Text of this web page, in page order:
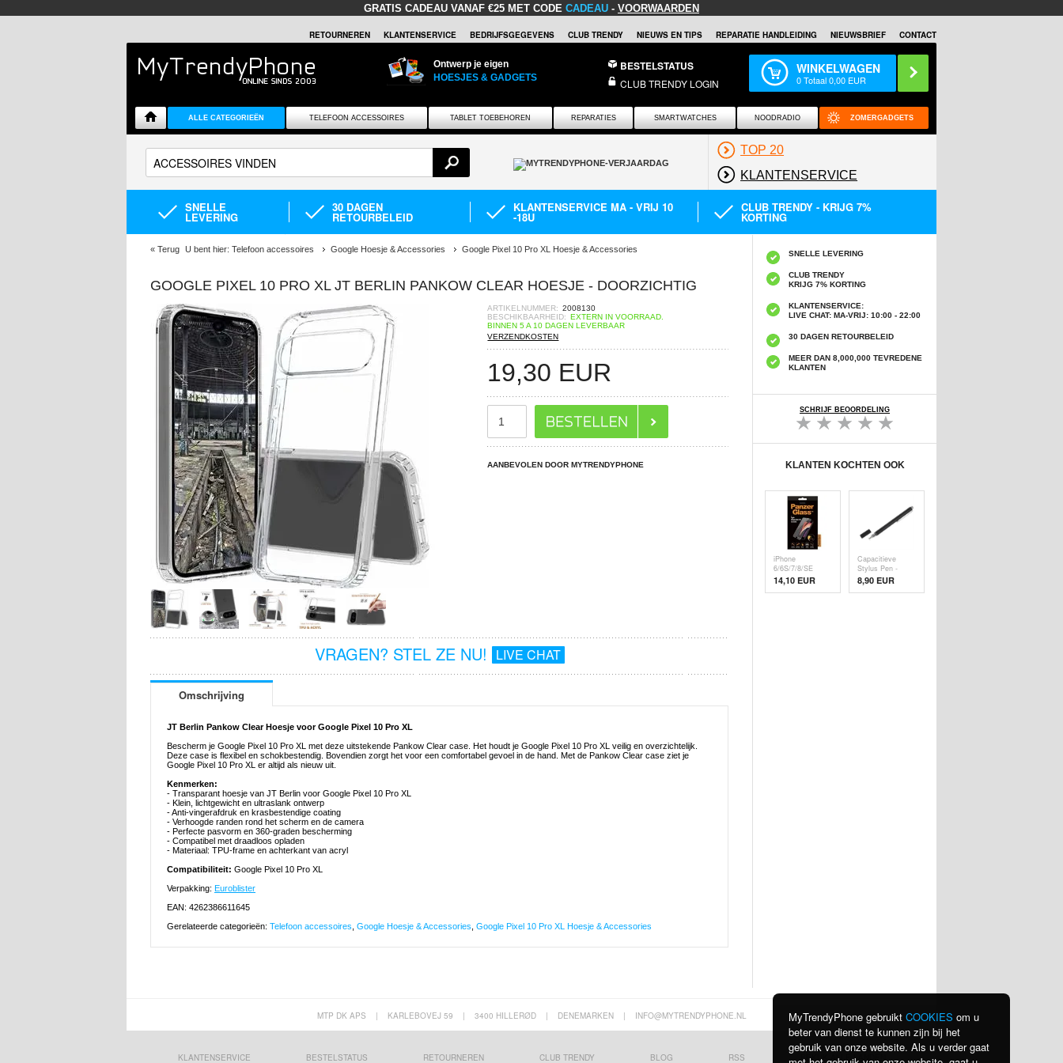
GRATIS CADEAU VANAF €25 MET CODE CADEAU - VOORWAARDEN
RETOURNEREN KLANTENSERVICE BEDRIJFSGEGEVENS CLUB TRENDY NIEUWS EN TIPS REPARATIE HANDLEIDING NIEUWSBRIEF CONTACT
Ontwerp je eigen
HOESJES & GADGETS
BESTELSTATUS
CLUB TRENDY LOGIN
WINKELWAGEN
0Totaal0,00 EUR
ALLE CATEGORIEËN TELEFOON ACCESSOIRES TABLET TOEBEHOREN REPARATIES SMARTWATCHES NOODRADIO ZOMERGADGETS
TOP 20
KLANTENSERVICE
SNELLE
LEVERING
30 DAGEN
RETOURBELEID
KLANTENSERVICE MA - VRIJ 10
-18U
CLUB TRENDY - KRIJG 7%
KORTING
« Terug U bent hier: Telefoon accessoires Google Hoesje & Accessories Google Pixel 10 Pro XL Hoesje & Accessories
GOOGLE PIXEL 10 PRO XL JT BERLIN PANKOW CLEAR HOESJE - DOORZICHTIG
ARTIKELNUMMER: 2008130
BESCHIKBAARHEID: EXTERN IN VOORRAAD.
BINNEN 5 A 10 DAGEN LEVERBAAR
VERZENDKOSTEN
19,30 EUR
AANBEVOLEN DOOR MYTRENDYPHONE
VRAGEN? STEL ZE NU! LIVE CHAT
Omschrijving
JT Berlin Pankow Clear Hoesje voor Google Pixel 10 Pro XL
Bescherm je Google Pixel 10 Pro XL met deze uitstekende Pankow Clear case. Het houdt je Google Pixel 10 Pro XL veilig en overzichtelijk.
Deze case is flexibel en schokbestendig. Bovendien zorgt het voor een comfortabel gevoel in de hand. Met de Pankow Clear case ziet je
Google Pixel 10 Pro XL er altijd als nieuw uit.
Kenmerken:
- Transparant hoesje van JT Berlin voor Google Pixel 10 Pro XL
- Klein, lichtgewicht en ultraslank ontwerp
- Anti-vingerafdruk en krasbestendige coating
- Verhoogde randen rond het scherm en de camera
- Perfecte pasvorm en 360-graden bescherming
- Compatibel met draadloos opladen
- Materiaal: TPU-frame en achterkant van acryl
Compatibiliteit: Google Pixel 10 Pro XL
Verpakking: Euroblister
EAN: 4262386611645
Gerelateerde categorieën: Telefoon accessoires Google Hoesje & Accessories Google Pixel 10 Pro XL Hoesje & Accessories
SNELLE LEVERING
CLUB TRENDY
KRIJG 7% KORTING
KLANTENSERVICE:
LIVE CHAT: MA-VRIJ: 10:00 - 22:00
30 DAGEN RETOURBELEID
MEER DAN 8,000,000 TEVREDENE
KLANTEN
SCHRIJF BEOORDELING
KLANTEN KOCHTEN OOK
iPhone
6/6S/7/8/SE
(2020)/SE (
14,10 EUR
Capacitieve
Stylus Pen -
Zwart
8,90 EUR
MTP DK APS | KARLEBOVEJ 59 | 3400 HILLERØD | DENEMARKEN | INFO@MYTRENDYPHONE.NL
KLANTENSERVICE BESTELSTATUS RETOURNEREN CLUB TRENDY BLOG RSS BEKIJK ALLE LANDEN
MyTrendyPhone gebruikt COOKIES om u
beter van dienst te kunnen zijn bij het
gebruik van onze website. Als u verder gaat